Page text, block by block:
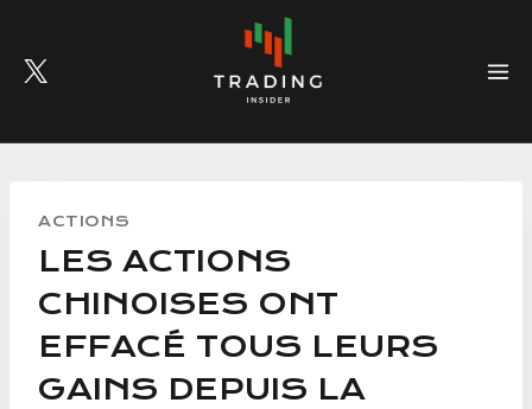
content
ACTIONS
LES ACTIONS
CHINOISES ONT
EFFACÉ TOUS LEURS
GAINS DEPUIS LA